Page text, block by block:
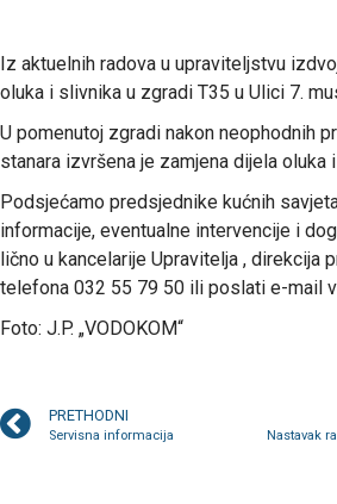
Iz aktuelnih radova u upraviteljstvu
oluka i slivnika u zgradi T35 u Ulici 7.
U pomenutoj zgradi nakon neophodnih
stanara izvršena je zamjena dijela oluka
Podsjećamo predsjednike kućnih
informacije, eventualne intervencije i
lično u kancelarije Upravitelja , direkcija
telefona 032 55 79 50 ili poslati e-mail
Foto: J.P. „VODOKOM“
PRETHODNI
Servisna informacija